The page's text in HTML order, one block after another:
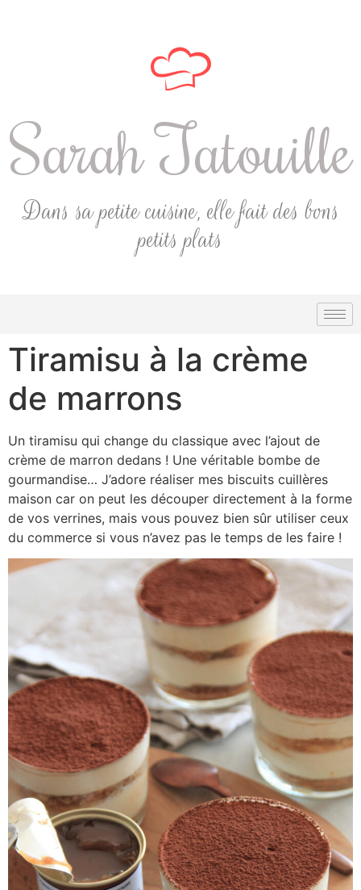
Sarah Tatouille
Dans sa petite cuisine, elle fait des bons
petits plats
Tiramisu à la crème
de marrons
Un tiramisu qui change du classique avec l’ajout de
crème de marron dedans ! Une véritable bombe de
gourmandise… J’adore réaliser mes biscuits cuillères
maison car on peut les découper directement à la forme
de vos verrines, mais vous pouvez bien sûr utiliser ceux
du commerce si vous n’avez pas le temps de les faire !